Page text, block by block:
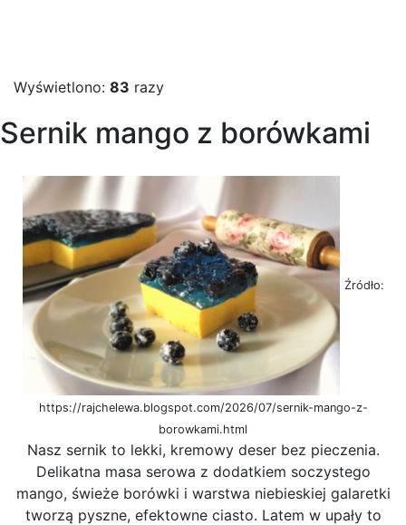
Wyświetlono: 83 razy
Sernik mango z borówkami
Źródło:
https://rajchelewa.blogspot.com/2026/07/sernik-mango-z-
borowkami.html
Nasz sernik to lekki, kremowy deser bez pieczenia.
Delikatna masa serowa z dodatkiem soczystego
mango, świeże borówki i warstwa niebieskiej galaretki
tworzą pyszne, efektowne ciasto. Latem w upały to